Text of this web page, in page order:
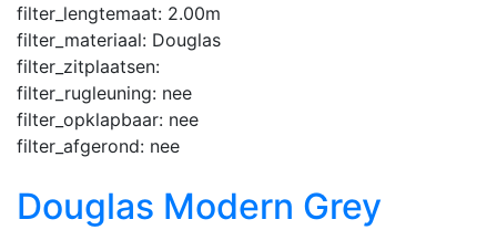
filter_lengtemaat: 2.00m
filter_materiaal: Douglas
filter_zitplaatsen:
filter_rugleuning: nee
filter_opklapbaar: nee
filter_afgerond: nee
Douglas Modern Grey